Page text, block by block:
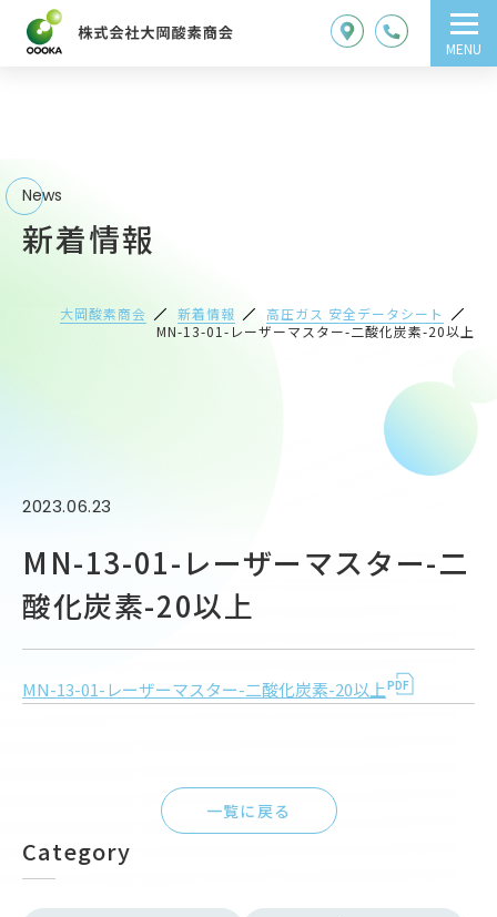
MENU
News
新着情報
大岡酸素商会 新着情報
高圧ガス 安全データシート
MN-13-01-レーザーマスター-二酸化炭素-20以上
Category
2023.06.23
MN-13-01-レーザーマスター-二
酸化炭素-20以上
MN-13-01-レーザーマスター-二酸化炭素-20以上
一覧に戻る